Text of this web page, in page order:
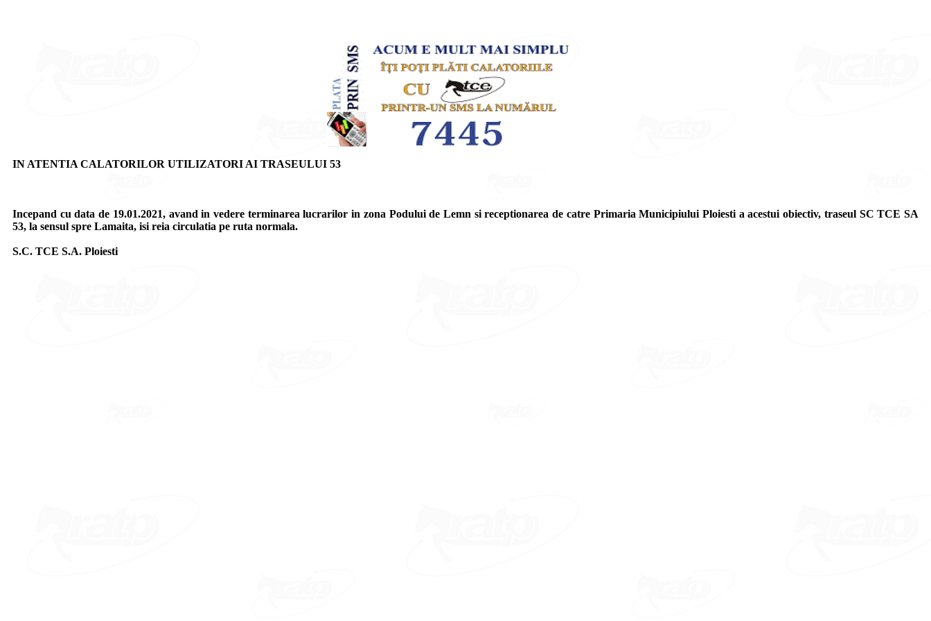
IN ATENTIA CALATORILOR UTILIZATORI AI TRASEULUI 53
Incepand cu data de 19.01.2021, avand in vedere terminarea lucrarilor in zona Podului de Lemn si receptionarea de catre Primaria Municipiului Ploiesti a acestui obiectiv, traseul SC TCE SA
53, la sensul spre Lamaita, isi reia circulatia pe ruta normala.
S.C. TCE S.A. Ploiesti